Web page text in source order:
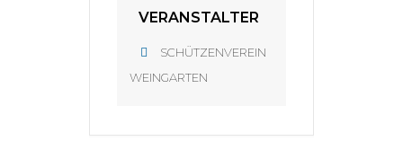
VERANSTALTER
SCHÜTZENVEREIN
WEINGARTEN